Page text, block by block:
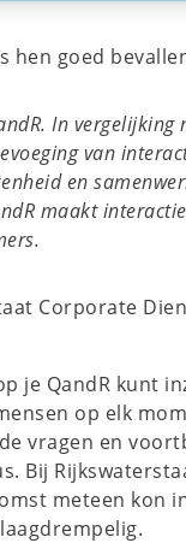
hen goed
In vergelijking
van
en
maakt
Corporate
je QandR kunt
op elk
vragen en
Bij
meteen kon